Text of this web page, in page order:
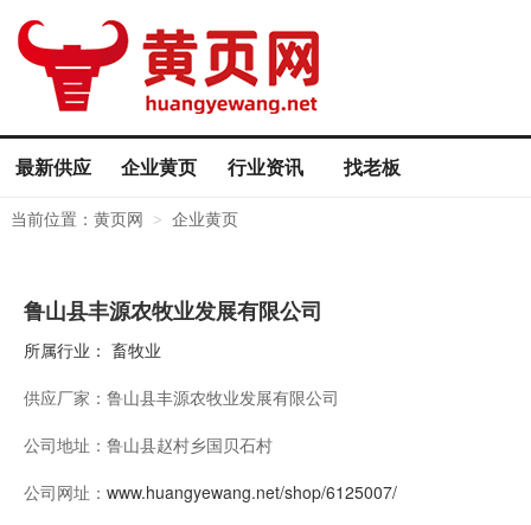
最新供应 企业黄页 行业资讯 找老板
当前位置： 黄页网 > 企业黄页
鲁山县丰源农牧业发展有限公司
所属行业： 畜牧业
供应厂家： 鲁山县丰源农牧业发展有限公司
公司地址： 鲁山县赵村乡国贝石村
公司网址： www.huangyewang.net/shop/6125007/